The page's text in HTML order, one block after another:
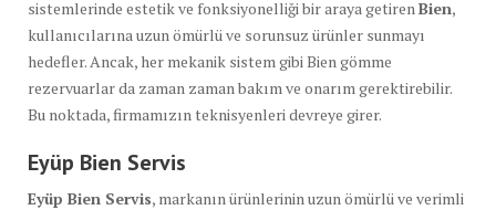
sistemlerinde estetik ve fonksiyonelliği bir araya getiren Bien,
kullanıcılarına uzun ömürlü ve sorunsuz ürünler sunmayı
hedefler. Ancak, her mekanik sistem gibi Bien gömme
rezervuarlar da zaman zaman bakım ve onarım gerektirebilir.
Bu noktada, firmamızın teknisyenleri devreye girer.
Eyüp Bien Servis
Eyüp Bien Servis, markanın ürünlerinin uzun ömürlü ve verimli